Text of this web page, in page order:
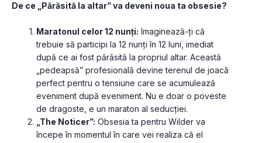
De ce „Părăsită la altar” va deveni noua ta obsesie?
Maratonul celor 12 nunți: Imaginează-ți că
trebuie să participi la 12 nunți în 12 luni, imediat
după ce ai fost părăsită la propriul altar. Această
„pedeapsă” profesională devine terenul de joacă
perfect pentru o tensiune care se acumulează
eveniment după eveniment. Nu e doar o poveste
de dragoste, e un maraton al seducției.
„The Noticer”: Obsesia ta pentru Wilder va
începe în momentul în care vei realiza că el